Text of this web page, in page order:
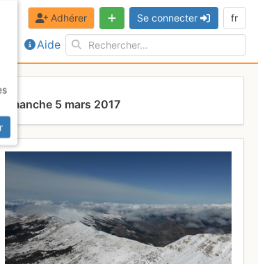
Aide
Adhérer Se connecter fr
Dimanche 5 mars 2017